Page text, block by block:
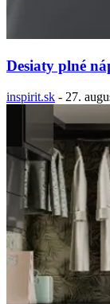
Desiaty plné
inspirit.sk - 27.